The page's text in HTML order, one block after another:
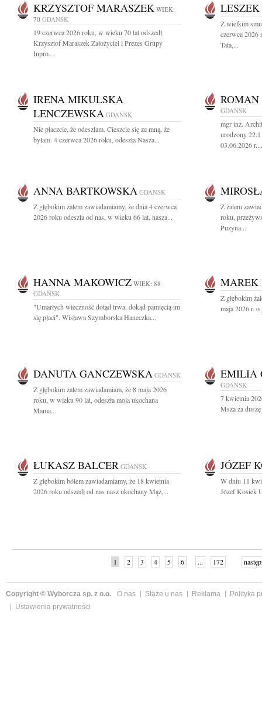
KRZYSZTOF MARASZEK WIEK:
70 GDAŃSK
19 czerwca 2026 roku, w wieku 70 lat odszedł
Krzysztof Maraszek Założyciel i Prezes Grupy
Inpro....
Z wielkim
czerwca 2026
Tata,...
IRENA MIKULSKA
LENCZEWSKA GDAŃSK
Nie płaczcie, że odeszłam. Cieszcie się ze mną, że
byłam. 4 czerwca 2026 roku, odeszła Nasza...
GDAŃSK
mgr inż.
urodzony
03.06.2026 r....
ANNA BARTKOWSKA GDAŃSK
Z głębokim żalem zawiadamiamy, że dnia 4 czerwca
2026 roku odeszła od nas, w wieku 66 lat, nasza...
Z żalem
roku,
Puzyna...
HANNA MAKOWICZ WIEK: 88
GDAŃSK
"Umarłych wieczność dotąd trwa, dokąd pamięcią im
się płaci". Wisława Szymborska Haneczka...
MAREK
Z głębokim
maja 2026 r. o
DANUTA GANCZEWSKA GDAŃSK
Z głębokim żalem zawiadamiam, że 8 maja 2026
roku, w wieku 90 lat, odeszła moja ukochana
Mama...
EMILIA
GDAŃSK
7 kwietnia
Msza za
ŁUKASZ BALCER GDAŃSK
Z głębokim bólem zawiadamiamy, że 18 kwietnia
2026 roku odszedł od nas nasz ukochany Mąż,...
JÓZEF
W dniu 11
Józef Kosiek
1 2 3 4 5 6 ... 172
Copyright © Wyborcza sp. z o.o. O nas Staże u nas Reklama
Polityka
Ustawienia prywatności